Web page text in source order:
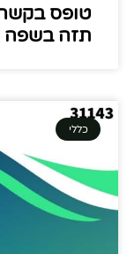
טופס
תזה בשפה
כללי